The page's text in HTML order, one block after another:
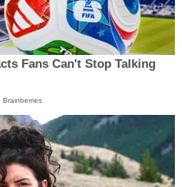
Fans Can't Stop Talking
Brainberries